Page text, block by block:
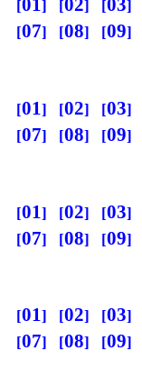
01 02 03
07
08 09
01 02 03
07
08 09
01 02 03
07
08 09
01 02 03
07
08 09